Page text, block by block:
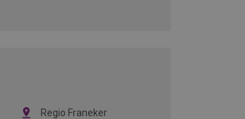
Regio Franeker